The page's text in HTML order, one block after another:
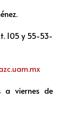
105 y 55-53-
a viernes de